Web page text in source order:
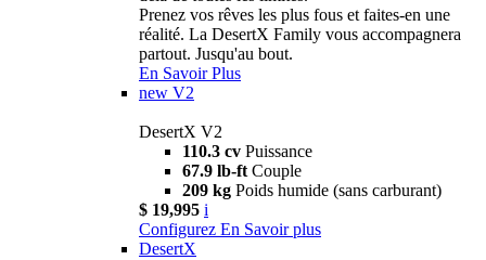
Prenez vos rêves les plus fous et faites-en une
réalité. La DesertX Family vous accompagnera
partout. Jusqu'au bout.
En Savoir Plus
new V2
DesertX V2
110.3 cv Puissance
67.9 lb-ft Couple
209 kg Poids humide (sans carburant)
$ 19,995 i
Configurez En Savoir plus
DesertX